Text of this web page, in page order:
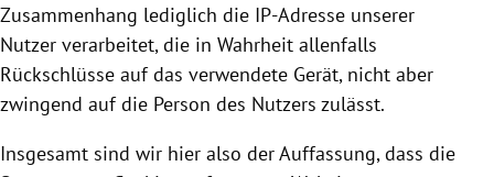
Zusammenhang lediglich die IP-Adresse unserer
Nutzer verarbeitet, die in Wahrheit allenfalls
Rückschlüsse auf das verwendete Gerät, nicht aber
zwingend auf die Person des Nutzers zulässt.
Insgesamt sind wir hier also der Auffassung, dass die